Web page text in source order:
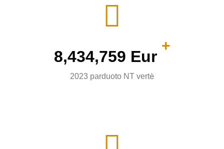
9,364,205 Eur
+
2023 parduoto NT vertė